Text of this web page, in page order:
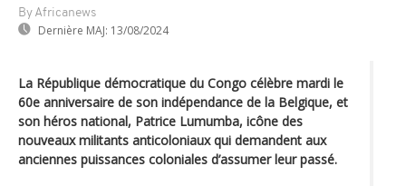
By Africanews
Dernière MAJ: 13/08/2024
La République démocratique du Congo célèbre mardi le
60e anniversaire de son indépendance de la Belgique, et
son héros national, Patrice Lumumba, icône des
nouveaux militants anticoloniaux qui demandent aux
anciennes puissances coloniales d’assumer leur passé.